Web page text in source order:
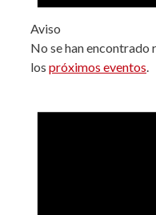
Aviso
No se han encontrado
los próximos eventos.